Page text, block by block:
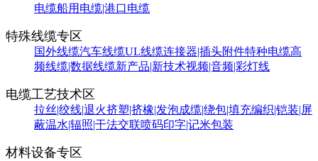
电缆船用电缆|港口电缆
特殊线缆专区
国外线缆汽车线缆UL线缆连接器|插头附件特种电缆高
频线缆|数据线缆新产品|新技术视频|音频|彩灯线
电缆工艺技术区
拉丝|绞线|退火挤塑|挤橡|发泡成缆|绕包|填充编织|铠装|屏
蔽温水|辐照|干法交联喷码印字|记米包装
材料设备专区